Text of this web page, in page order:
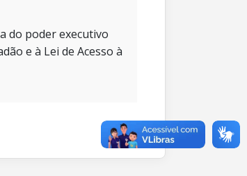
do poder executivo
e à Lei de Acesso à